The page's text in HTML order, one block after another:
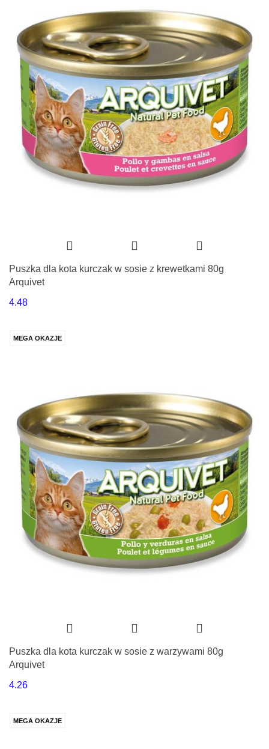
Puszka dla kota kurczak w sosie z krewetkami 80g
Arquivet
4.48
MEGA OKAZJE
Puszka dla kota kurczak w sosie z warzywami 80g
Arquivet
4.26
MEGA OKAZJE